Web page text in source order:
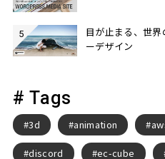
目が止まる、世
ーデザイン
# Tags
3d animation
discord ec-cube